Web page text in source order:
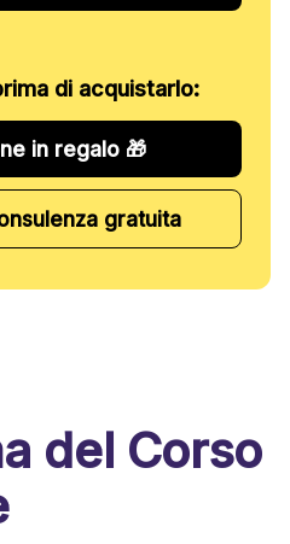
di acquistarlo:
in regalo 🎁
gratuita
del Corso